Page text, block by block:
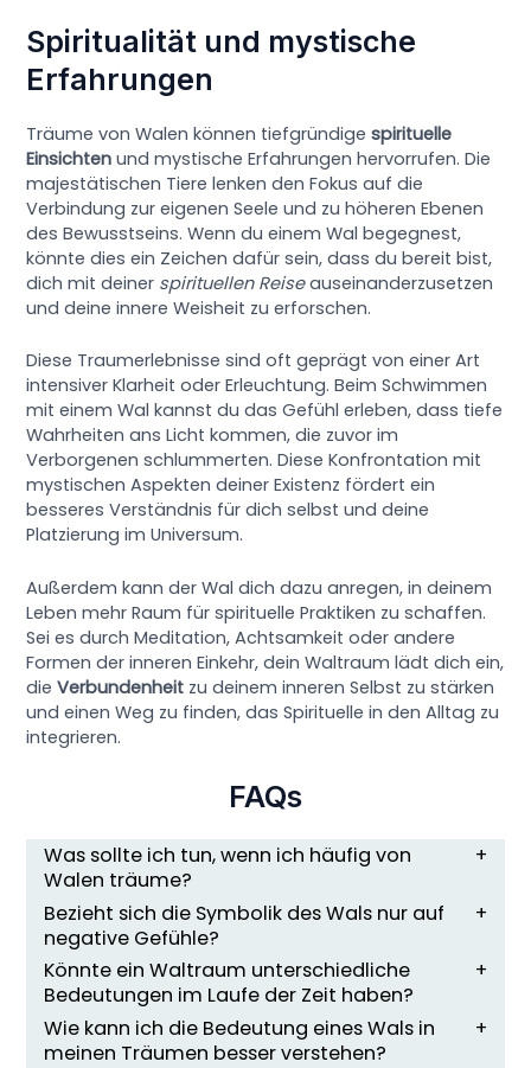
Spiritualität und mystische
Erfahrungen
Träume von Walen können tiefgründigespirituelle
Einsichten und mystische Erfahrungen hervorrufen. Die
majestätischen Tiere lenken den Fokus auf die
Verbindung zur eigenen Seele und zu höheren Ebenen
des Bewusstseins. Wenn du einem Wal begegnest,
könnte dies ein Zeichen dafür sein, dass du bereit bist,
dich mit deiner spirituellen Reiseauseinanderzusetzen
und deine innere Weisheit zu erforschen.
Diese Traumerlebnisse sind oft geprägt von einer Art
intensiver Klarheit oder Erleuchtung. Beim Schwimmen
mit einem Wal kannst du das Gefühl erleben, dass tiefe
Wahrheiten ans Licht kommen, die zuvor im
Verborgenen schlummerten. Diese Konfrontation mit
mystischen Aspekten deiner Existenz fördert ein
besseres Verständnis für dich selbst und deine
Platzierung im Universum.
Außerdem kann der Wal dich dazu anregen, in deinem
Leben mehr Raum für spirituelle Praktiken zu schaffen.
Sei es durch Meditation, Achtsamkeit oder andere
Formen der inneren Einkehr, dein Waltraum lädt dich ein,
dieVerbundenheit zu deinem inneren Selbst zu stärken
und einen Weg zu finden, das Spirituelle in den Alltag zu
integrieren.
FAQs
Was sollte ich tun, wenn ich häufig von
Walen träume?
Bezieht sich die Symbolik des Wals nur auf
negative Gefühle?
Könnte ein Waltraum unterschiedliche
Bedeutungen im Laufe der Zeit haben?
Wie kann ich die Bedeutung eines Wals in
meinen Träumen besser verstehen?